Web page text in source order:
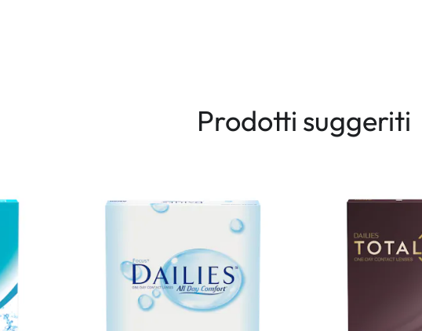
Prodotti suggeriti